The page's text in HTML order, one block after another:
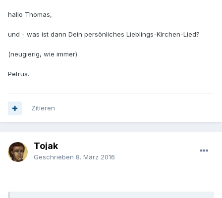
hallo Thomas,
und - was ist dann Dein persönliches Lieblings-Kirchen-Lied?
(neugierig, wie immer)
Petrus.
Zitieren
Tojak
Geschrieben 8. März 2016